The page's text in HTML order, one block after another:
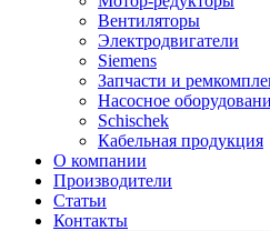
Вентиляторы
Электродвигатели
Siemens
Запчасти и
Насосное
Schischek
Кабельная продукция
О компании
Производители
Статьи
Контакты